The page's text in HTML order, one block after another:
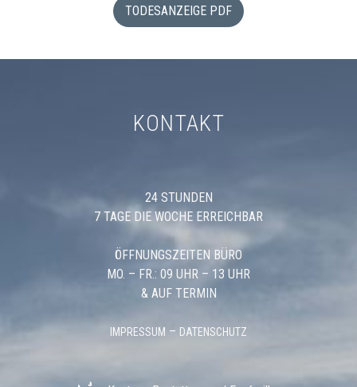
TODESANZEIGE PDF
KONTAKT
24 STUNDEN
7 TAGE DIE WOCHE ERREICHBAR
ÖFFNUNGSZEITEN BÜRO
MO. – FR.: 09 UHR – 13 UHR
& AUF TERMIN
IMPRESSUM – DATENSCHUTZ